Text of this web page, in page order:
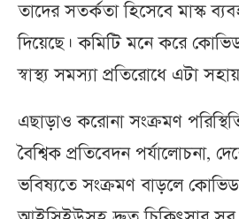
তাদের সতর্কতা হিসেবে মাস্ক
দিয়েছে। কমিটি মনে করে
স্বাস্থ্য সমস্যা প্রতিরোধে এটা
এছাড়াও করোনা সংক্রমণ
বৈশ্বিক প্রতিবেদন পর্যালোচনা,
ভবিষ্যতে সংক্রমণ বাড়লে কোভিড